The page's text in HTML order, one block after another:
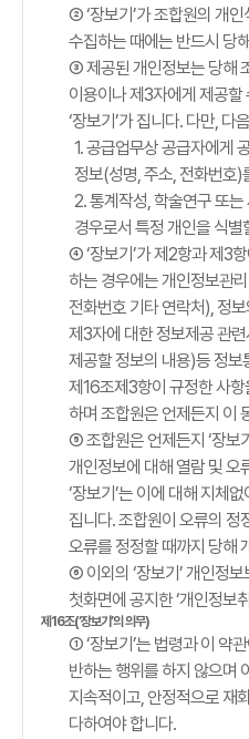
② ‘장보기’가 조합원의 개
수집하는 때에는 반드시 당
③ 제공된 개인정보는 당해
이용이나 제3자에게 제공할
‘장보기’가 집니다. 다만, 다
1. 공급업무상 공급자에게
정보(성명, 주소, 전화번호)
2. 통계작성, 학술연구 또
경우로서 특정 개인을 식
④ ‘장보기’가 제2항과 제3
하는 경우에는 개인정보관
전화번호 기타 연락처), 정
제3자에 대한 정보제공 관
제공할 정보의 내용)등 정
제16조제3항이 규정한 사
하며 조합원은 언제든지 이
⑤ 조합원은 언제든지 ‘장보
개인정보에 대해 열람 및 오
‘장보기’는 이에 대해 지체
집니다. 조합원이 오류의 정
오류를 정정할 때까지 당해
⑥ 이외의 ‘장보기’ 개인정보
첫화면에 공지한 ‘개인정보
제16조(‘장보기’의 의무)
① ‘장보기’는 법령과 이 약
반하는 행위를 하지 않으며
지속적이고, 안정적으로 재
다하여야 합니다.